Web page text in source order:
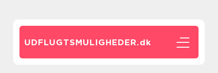
UDFLUGTSMULIGHEDER.dk